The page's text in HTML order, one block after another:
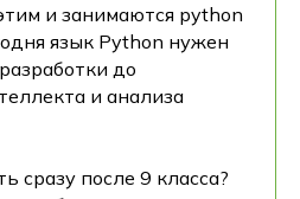
и занимаются python
язык Python нужен
до
и анализа
сразу после 9 класса?